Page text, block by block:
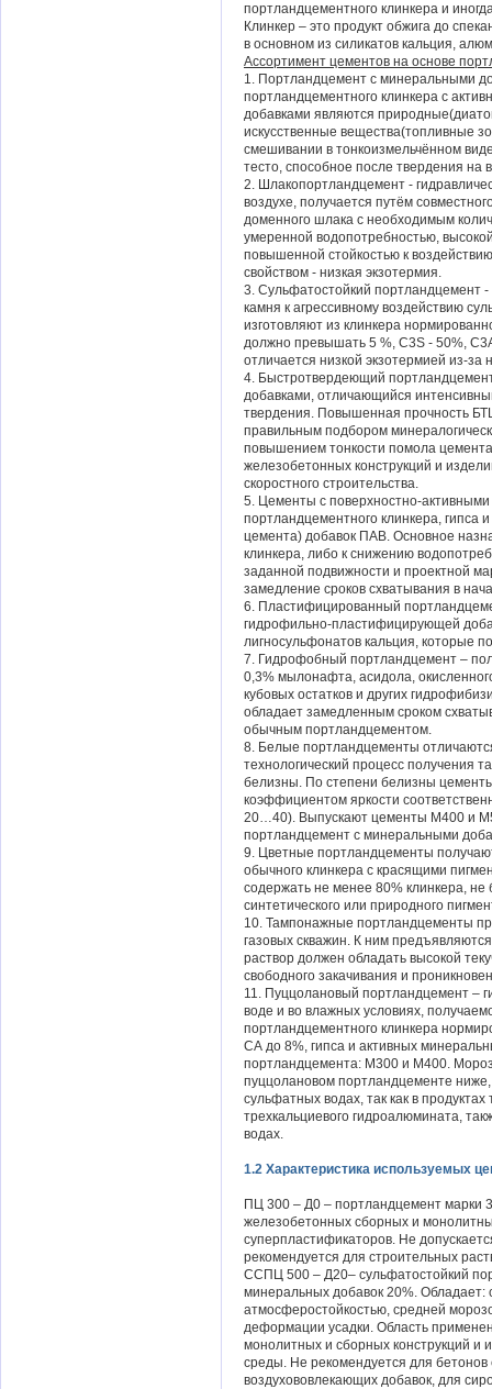
портландцементного клинкера и
Клинкер – это продукт обжига до
в основном из силикатов кальция,
Ассортимент цементов на основе
1. Портландцемент с минеральными
портландцементного клинкера с
добавками являются
искусственные вещества(топливные
смешивании в тонкоизмельчённом
тесто, способное после твердения на
2. Шлакопортландцемент -
воздухе, получается путём
доменного шлака с необходимым
умеренной водопотребностью,
повышенной стойкостью к
свойством - низкая экзотермия.
3. Сульфатостойкий портландцемент
камня к агрессивному воздействию
изготовляют из клинкера
должно превышать 5 %, С3S - 50%,
отличается низкой экзотермией из-
4. Быстротвердеющий
добавками, отличающийся
твердения. Повышенная прочность
правильным подбором
повышением тонкости помола
железобетонных конструкций и
скоростного строительства.
5. Цементы с поверхностно-
портландцементного клинкера, гипса
цемента) добавок ПАВ. Основное
клинкера, либо к снижению
заданной подвижности и проектной
замедление сроков схватывания в
6. Пластифицированный
гидрофильно-пластифицирующей
лигносульфонатов кальция, которые
7. Гидрофобный портландцемент –
0,3% мылонафта, асидола,
кубовых остатков и других
обладает замедленным сроком
обычным портландцементом.
8. Белые портландцементы
технологический процесс получения
белизны. По степени белизны
коэффициентом яркости
20…40). Выпускают цементы М400 и
портландцемент с минеральными
9. Цветные портландцементы
обычного клинкера с красящими
содержать не менее 80% клинкера,
синтетического или природного
10. Тампонажные портландцементы
газовых скважин. К ним
раствор должен обладать высокой
свободного закачивания и
11. Пуццолановый портландцемент –
воде и во влажных условиях,
портландцементного клинкера
СА до 8%, гипса и активных
портландцемента: М300 и М400.
пуццолановом портландцементе
сульфатных водах, так как в
трехкальциевого гидроалюмината,
водах.
1.2 Характеристика используемых
ПЦ 300 – Д0 – портландцемент марки
железобетонных сборных и
суперпластификаторов. Не
рекомендуется для строительных
ССПЦ 500 – Д20– сульфатостойкий
минеральных добавок 20%.
атмосферостойкостью, средней
деформации усадки. Область
монолитных и сборных конструкций и
среды. Не рекомендуется для
воздухововлекающих добавок, для